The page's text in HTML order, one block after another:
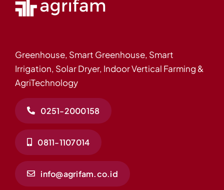
Greenhouse, Smart Greenhouse, Smart
Irrigation, Solar Dryer, Indoor Vertical Farming &
AgriTechnology
0251-2000158
0811-1107014
info@agrifam.co.id